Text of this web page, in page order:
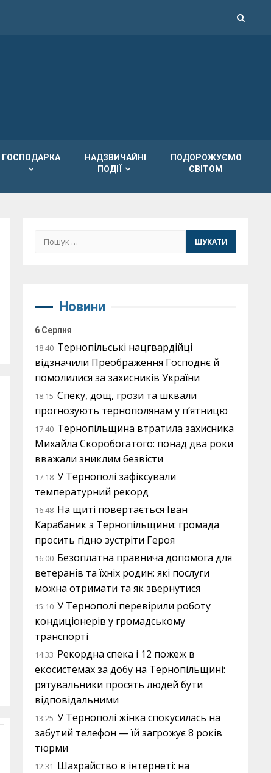
ГОСПОДАРКА
НАДЗВИЧАЙНІ
ПОДІЇ
ПОДОРОЖУЄМО
СВІТОМ
Пошук:
Новини
6 Серпня
18:40 Тернопільські нацгвардійці
відзначили Преображення Господнє й
помолилися за захисників України
18:15 Спеку, дощ, грози та шквали
прогнозують тернополянам у п’ятницю
17:40 Тернопільщина втратила захисника
Михайла Скоробогатого: понад два роки
вважали зниклим безвісти
17:18 У Тернополі зафіксували
температурний рекорд
16:48 На щиті повертається Іван
Карабаник з Тернопільщини: громада
просить гідно зустріти Героя
16:00 Безоплатна правнича допомога для
ветеранів та їхніх родин: які послуги
можна отримати та як звернутися
15:10 У Тернополі перевірили роботу
кондиціонерів у громадському
транспорті
14:33 Рекордна спека і 12 пожеж в
екосистемах за добу на Тернопільщині:
рятувальники просять людей бути
відповідальними
13:25 У Тернополі жінка спокусилась на
забутий телефон — їй загрожує 8 років
тюрми
12:31 Шахрайство в інтернеті: на